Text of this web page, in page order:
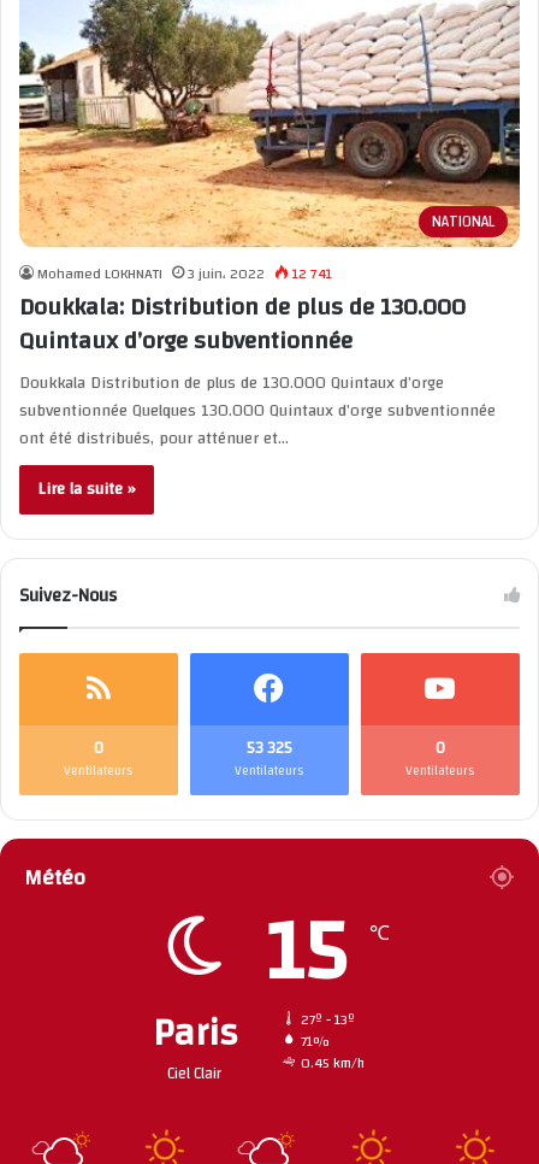
NATIONAL
Mohamed LOKHNATI 3 juin، 2022 12 741
Doukkala: Distribution de plus de 130.000
Quintaux d’orge subventionnée
Doukkala Distribution de plus de 130.000 Quintaux d’orge
subventionnée Quelques 130.000 Quintaux d’orge subventionnée
ont été distribués, pour atténuer et…
Lire la suite »
Suivez-Nous
0
Ventilateurs
53 325
Ventilateurs
0
Ventilateurs
Météo
Paris
Ciel Clair
15 ℃
27º - 13º
71%
0.45 km/h